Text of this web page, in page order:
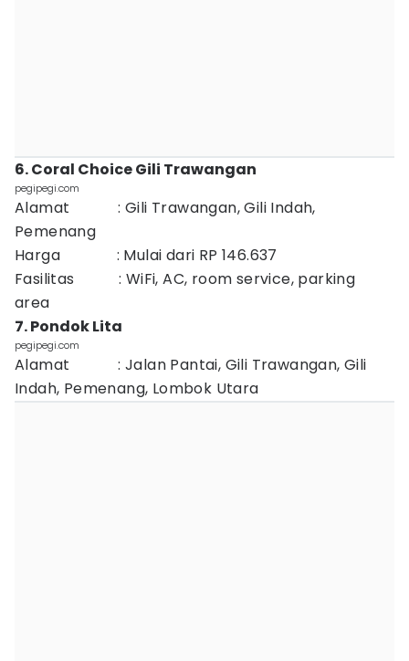
6. Coral Choice Gili Trawangan
pegipegi.com
Alamat : Gili Trawangan, Gili Indah,
Pemenang
Harga : Mulai dari RP 146.637
Fasilitas : WiFi, AC, room service, parking
area
7. Pondok Lita
pegipegi.com
Alamat : Jalan Pantai, Gili Trawangan, Gili
Indah, Pemenang, Lombok Utara